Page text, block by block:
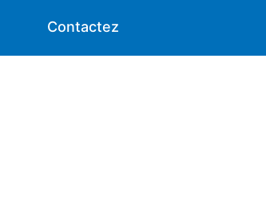
Contactez